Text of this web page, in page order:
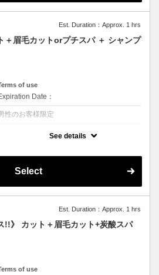
Est. Duration：Approx. 1 hrs
＋眉毛カットorプチスパ ＋ シャンプ
of use
Date：
性のお客様限定
かな印象になります！！
See details
Select
Est. Duration：Approx. 1 hrs
!!》 カット＋眉毛カット+炭酸スパ
of use